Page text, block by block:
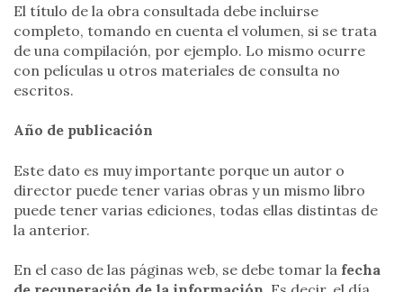
El título de la obra consultada debe incluirse
completo, tomando en cuenta el volumen, si se trata
de una compilación, por ejemplo. Lo mismo ocurre
con películas u otros materiales de consulta no
escritos.
Año de publicación
Este dato es muy importante porque un autor o
director puede tener varias obras y un mismo libro
puede tener varias ediciones, todas ellas distintas de
la anterior.
En el caso de las páginas web, se debe tomar la fecha